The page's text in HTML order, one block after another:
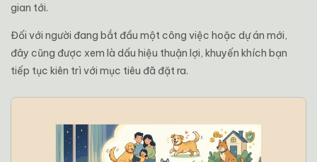
gian tới.
Đối với người đang bắt đầu một công việc hoặc dự án mới,
đây cũng được xem là dấu hiệu thuận lợi, khuyến khích bạn
tiếp tục kiên trì với mục tiêu đã đặt ra.